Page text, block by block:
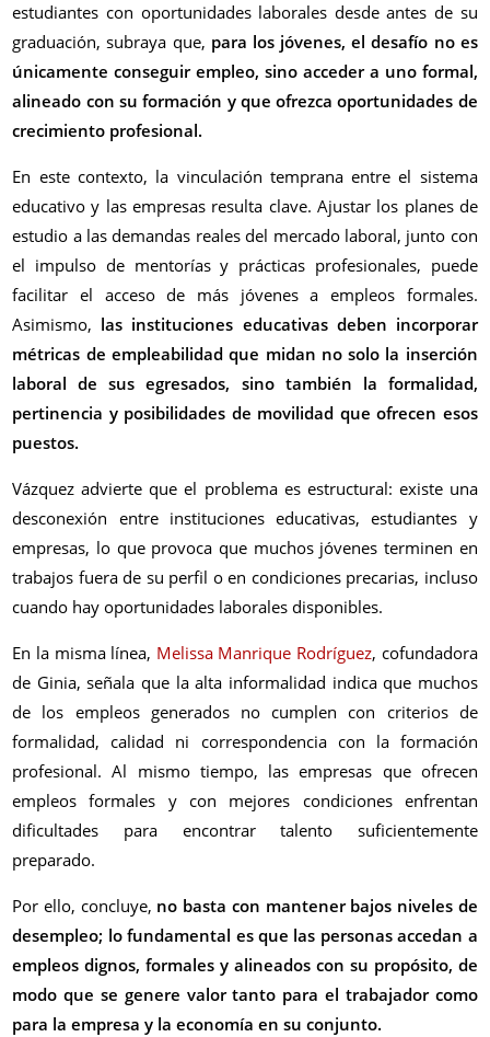
estudiantes con oportunidades laborales desde antes de su
graduación, subraya que, para los jóvenes, el desafío no es
únicamente conseguir empleo, sino acceder a uno formal,
alineado con su formación y que ofrezca oportunidades de
crecimiento profesional.
En este contexto, la vinculación temprana entre el sistema
educativo y las empresas resulta clave. Ajustar los planes de
estudio a las demandas reales del mercado laboral, junto con
el impulso de mentorías y prácticas profesionales, puede
facilitar el acceso de más jóvenes a empleos formales.
Asimismo, las instituciones educativas deben incorporar
métricas de empleabilidad que midan no solo la inserción
laboral de sus egresados, sino también la formalidad,
pertinencia y posibilidades de movilidad que ofrecen esos
puestos.
Vázquez advierte que el problema es estructural: existe una
desconexión entre instituciones educativas, estudiantes y
empresas, lo que provoca que muchos jóvenes terminen en
trabajos fuera de su perfil o en condiciones precarias, incluso
cuando hay oportunidades laborales disponibles.
En la misma línea, Melissa Manrique Rodríguez, cofundadora
de Ginia, señala que la alta informalidad indica que muchos
de los empleos generados no cumplen con criterios de
formalidad, calidad ni correspondencia con la formación
profesional. Al mismo tiempo, las empresas que ofrecen
empleos formales y con mejores condiciones enfrentan
dificultades para encontrar talento suficientemente
preparado.
Por ello, concluye, no basta con mantener bajos niveles de
desempleo; lo fundamental es que las personas accedan a
empleos dignos, formales y alineados con su propósito, de
modo que se genere valor tanto para el trabajador como
para la empresa y la economía en su conjunto.